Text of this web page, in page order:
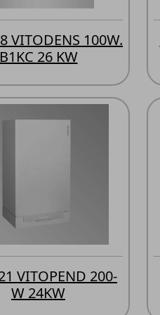
VITODENS 100W.
B1KC 26 KW
VITOPEND 200-
W 24KW